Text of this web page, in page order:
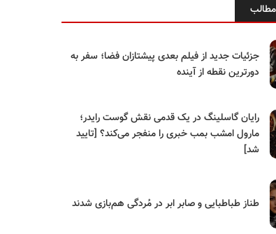
جزئیات جدید از فیلم بعدی پیشتازان فضا؛ سفر به
دورترین نقطه از آینده
رایان گاسلینگ در یک قدمی نقش گوست رایدر؛
مارول امشب بمب خبری را منفجر می‌کند؟ [تایید
شد]
طناز طباطبایی و صابر ابر در مُردگی هم‌بازی شدند